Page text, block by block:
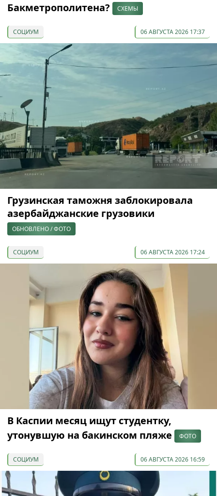
Бакметрополитена?
СХЕМЫ
СОЦИУМ 06 АВГУСТА 2026 17:37
Грузинская таможня заблокировала
азербайджанские грузовики
ОБНОВЛЕНО / ФОТО
СОЦИУМ 06 АВГУСТА 2026 17:24
В Каспии месяц ищут студентку,
утонувшую на бакинском пляже
ФОТО
СОЦИУМ 06 АВГУСТА 2026 16:59